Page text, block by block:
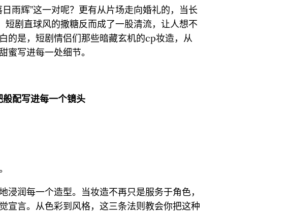
雨辉”这一对呢？更有从片场走向婚礼的，当长
短剧直球风的撒糖反而成了一股清流，让人想不
的是，短剧情侣们那些暗藏玄机的cp妆造，从
蜜写进每一处细节。
般配写进每一个镜头
浸润每一个造型。当妆造不再只是服务于角色，
宣言。从色彩到风格，这三条法则教会你把这种